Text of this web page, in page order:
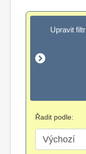
Upravit filtr
Upravit filtr
Řadit podle: